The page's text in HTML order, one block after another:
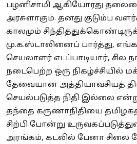
பழனிசாமி ஆகியோரது
அரசுளாகும். தனது குடும்ப
காலமும்
மு.க.ஸ்டாலினைப் பார்த்து,
செயலாளர் எடப்பாடியார், சில
நடைபெற்ற ஒரு நிகழ்ச்சியில்
தேவையான அத்தியாவசியத்
செயல்படுத்த நிதி இல்லை என்று
தந்தை கருணாநிதியை
சிற்பி போன்று
அரங்கம், கடலில் பேனா